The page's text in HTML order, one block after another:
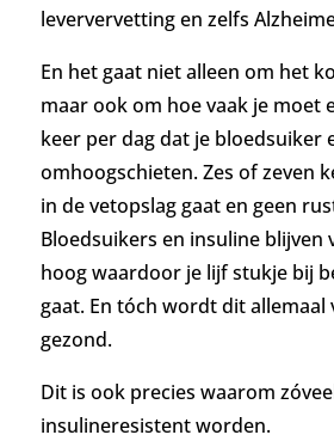
leververvetting en zelfs
En het gaat niet alleen om het
maar ook om hoe vaak je moet
keer per dag dat je bloedsuiker
omhoogschieten. Zes of zeven
in de vetopslag gaat en geen
Bloedsuikers en insuline
hoog waardoor je lijf stukje bij
gaat. En tóch wordt dit allemaal
gezond.
Dit is ook precies waarom
insulineresistent worden.